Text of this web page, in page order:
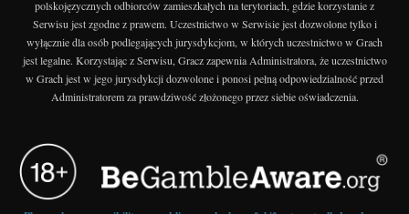
polskojęzycznych odbiorców zamieszkałych na terytoriach, gdzie korzystanie z
Serwisu jest zgodne z prawem. Uczestnictwo w Serwisie jest dozwolone tylko i
wyłącznie dla osób podlegających jurysdykcjom, w których uczestnictwo w Grach
jest legalne. Korzystając z Serwisu, Gracz zapewnia Administratora, że uczestnictwo
w Grach jest w jego jurysdykcji dozwolone i ponosi pełną odpowiedzialność przed
Administratorem za prawdziwość złożonego przez siebie oświadczenia.